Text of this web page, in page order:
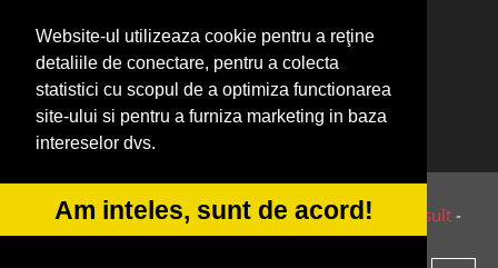
Website-ul utilizeaza cookie pentru a reţine
detaliile de conectare, pentru a colecta
statistici cu scopul de a optimiza functionarea
site-ului si pentru a furniza marketing in baza
intereselor dvs.
Am inteles, sunt de acord!
Cabinet-Individual.ro
Medic-Bun.com
Oftalmologul.ro
Stomatologul.com
© 2014-2026 Powered byVilonMedia&Tokaido Consult -
ANPC SOL